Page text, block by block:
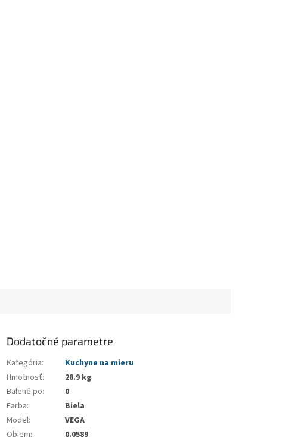
Dodatočné parametre
Kategória:
Kuchyne na mieru
Hmotnosť:
28.9 kg
Balené po:
0
Farba:
Biela
Model:
VEGA
Objem: 0.0589